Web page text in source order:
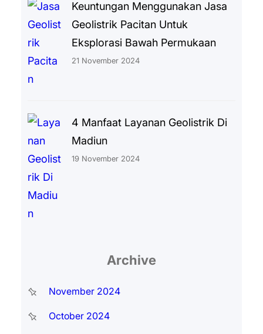
Keuntungan Menggunakan Jasa
Geolistrik Pacitan Untuk
Eksplorasi Bawah Permukaan
21 November 2024
4 Manfaat Layanan Geolistrik Di
Madiun
19 November 2024
Archive
November 2024
October 2024